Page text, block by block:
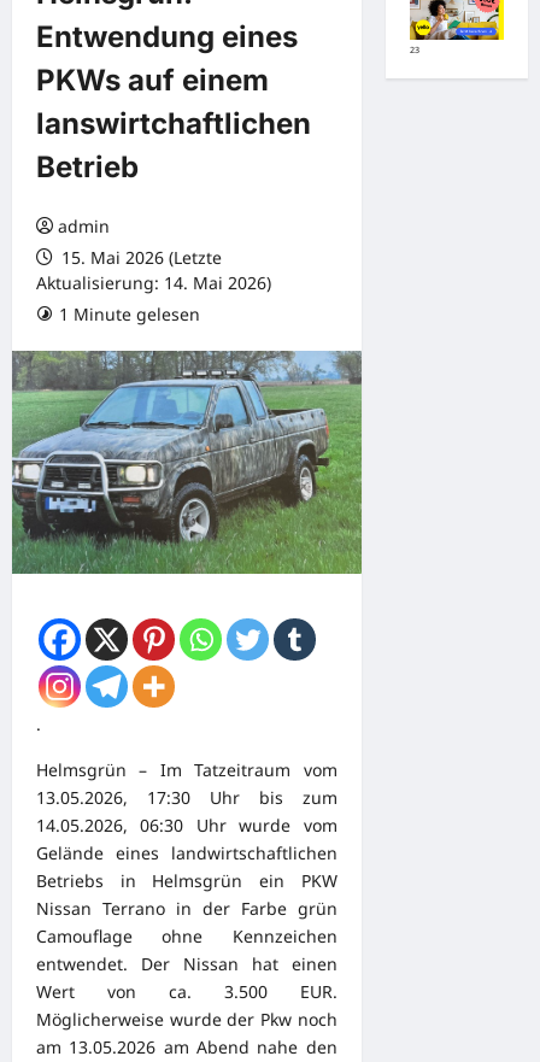
Entwendung eines
PKWs auf einem
lanswirtchaftlichen
Betrieb
admin
15. Mai 2026 (Letzte
Aktualisierung: 14. Mai 2026)
1 Minute gelesen
.
Helmsgrün – Im Tatzeitraum vom
13.05.2026, 17:30 Uhr bis zum
14.05.2026, 06:30 Uhr wurde vom
Gelände eines landwirtschaftlichen
Betriebs in Helmsgrün ein PKW
Nissan Terrano in der Farbe grün
Camouflage ohne Kennzeichen
entwendet. Der Nissan hat einen
Wert von ca. 3.500 EUR.
Möglicherweise wurde der Pkw noch
am 13.05.2026 am Abend nahe den
23